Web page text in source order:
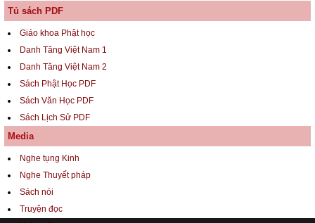
Tủ sách PDF
Giáo khoa Phật học
Danh Tăng Việt Nam 1
Danh Tăng Việt Nam 2
Sách Phật Học PDF
Sách Văn Học PDF
Sách Lịch Sử PDF
Media
Nghe tụng Kinh
Nghe Thuyết pháp
Sách nói
Truyện đọc